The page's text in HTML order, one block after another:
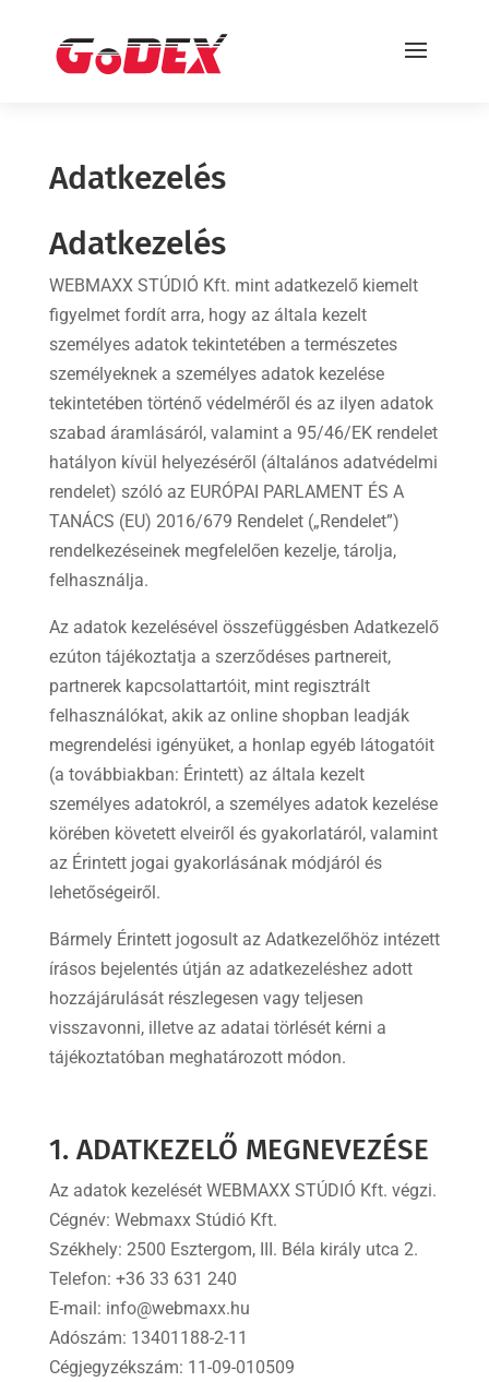
Adatkezelés
Adatkezelés
WEBMAXX STÚDIÓ Kft. mint adatkezelő kiemelt
figyelmet fordít arra, hogy az általa kezelt
személyes adatok tekintetében a természetes
személyeknek a személyes adatok kezelése
tekintetében történő védelméről és az ilyen adatok
szabad áramlásáról, valamint a 95/46/EK rendelet
hatályon kívül helyezéséről (általános adatvédelmi
rendelet) szóló az EURÓPAI PARLAMENT ÉS A
TANÁCS (EU) 2016/679 Rendelet („Rendelet”)
rendelkezéseinek megfelelően kezelje, tárolja,
felhasználja.
Az adatok kezelésével összefüggésben Adatkezelő
ezúton tájékoztatja a szerződéses partnereit,
partnerek kapcsolattartóit, mint regisztrált
felhasználókat, akik az online shopban leadják
megrendelési igényüket, a honlap egyéb látogatóit
(a továbbiakban: Érintett) az általa kezelt
személyes adatokról, a személyes adatok kezelése
körében követett elveiről és gyakorlatáról, valamint
az Érintett jogai gyakorlásának módjáról és
lehetőségeiről.
Bármely Érintett jogosult az Adatkezelőhöz intézett
írásos bejelentés útján az adatkezeléshez adott
hozzájárulását részlegesen vagy teljesen
visszavonni, illetve az adatai törlését kérni a
tájékoztatóban meghatározott módon.
1. ADATKEZELŐ MEGNEVEZÉSE
Az adatok kezelését WEBMAXX STÚDIÓ Kft. végzi.
Cégnév: Webmaxx Stúdió Kft.
Székhely: 2500 Esztergom, III. Béla király utca 2.
Telefon: +36 33 631 240
E-mail: info@webmaxx.hu
Adószám: 13401188-2-11
Cégjegyzékszám: 11-09-010509